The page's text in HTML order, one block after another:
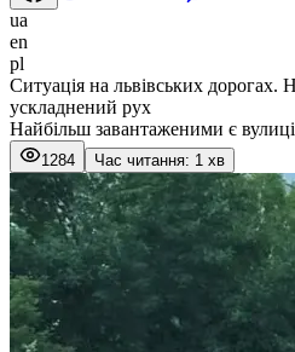
ua
en
pl
Ситуація на львівських дорогах.
ускладнений рух
Найбільш завантаженими є
1284 Час читання: 1 хв